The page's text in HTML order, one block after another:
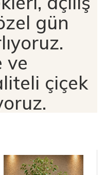
gün
ve
çiçek